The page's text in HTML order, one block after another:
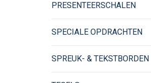
PRESENTEERSCHALEN
SPECIALE OPDRACHTEN
SPREUK- & TEKSTBORDEN